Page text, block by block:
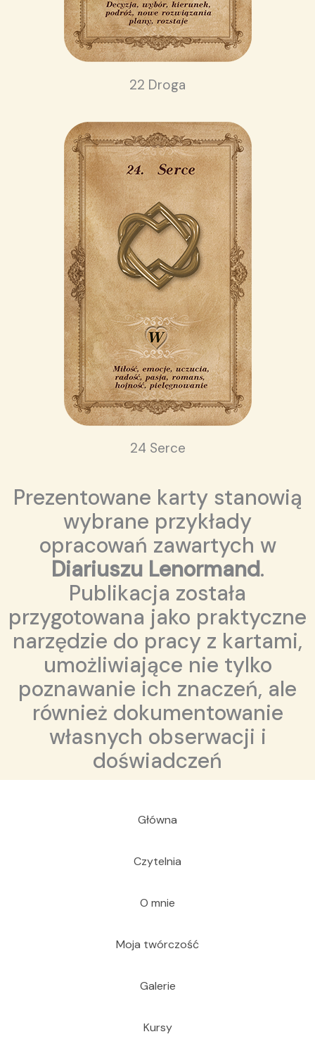
22 Droga
24 Serce
Prezentowane karty stanowią
wybrane przykłady
opracowań zawartych w
Diariuszu Lenormand.
Publikacja została
przygotowana jako praktyczne
narzędzie do pracy z kartami,
umożliwiające nie tylko
poznawanie ich znaczeń, ale
również dokumentowanie
własnych obserwacji i
doświadczeń
Główna
Czytelnia
O mnie
Moja twórczość
Galerie
Kursy